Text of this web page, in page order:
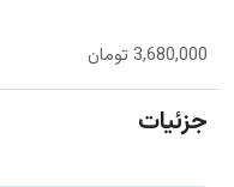
3,680,000 تومان
جزئیات